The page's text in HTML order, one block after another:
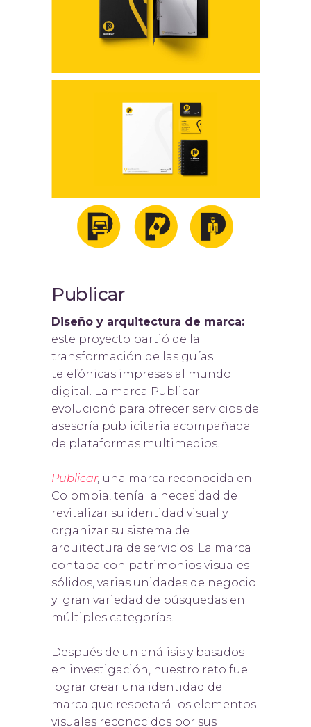
Publicar
Diseño y arquitectura de marca:
este proyecto partió de la
transformación de las guías
telefónicas impresas al mundo
digital. La marca Publicar
evolucionó para ofrecer servicios de
asesoría publicitaria acompañada
de plataformas multimedios.
Publicar, una marca reconocida en
Colombia, tenía la necesidad de
revitalizar su identidad visual y
organizar su sistema de
arquitectura de servicios. La marca
contaba con patrimonios visuales
sólidos, varias unidades de negocio
y gran variedad de búsquedas en
múltiples categorías.
Después de un análisis y basados
en investigación, nuestro reto fue
lograr crear una identidad de
marca que respetará los elementos
visuales reconocidos por sus